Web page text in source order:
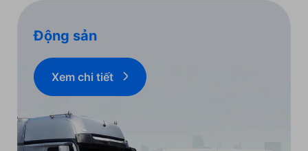
Động sản
Xem chi tiết